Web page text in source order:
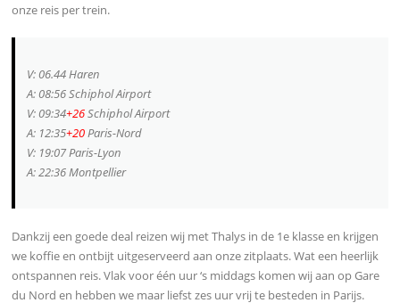
onze reis per trein.
V: 06.44 Haren
A: 08:56 Schiphol Airport
V: 09:34+26Schiphol Airport
A: 12:35+20Paris-Nord
V: 19:07 Paris-Lyon
A: 22:36 Montpellier
Dankzij een goede deal reizen wij met Thalys in de 1e klasse en krijgen
we koffie en ontbijt uitgeserveerd aan onze zitplaats. Wat een heerlijk
ontspannen reis. Vlak voor één uur ‘s middags komen wij aan op Gare
du Nord en hebben we maar liefst zes uur vrij te besteden in Parijs.